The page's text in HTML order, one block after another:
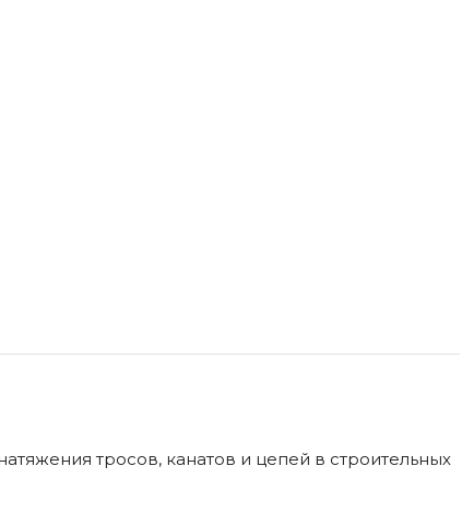
тросов, канатов и цепей в строительных